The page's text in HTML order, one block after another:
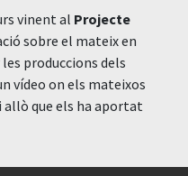
vinent al Projecte
sobre el mateix en
produccions dels
vídeo on els mateixos
que els ha aportat